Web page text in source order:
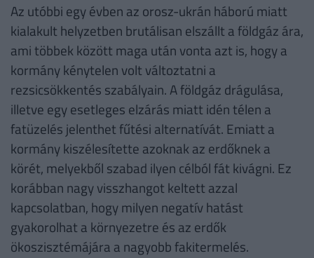
Az utóbbi egy évben az orosz-ukrán háború miatt
kialakult helyzetben brutálisan elszállt a földgáz ára,
ami többek között maga után vonta azt is, hogy a
kormány kénytelen volt változtatni a
rezsicsökkentés szabályain. A földgáz drágulása,
illetve egy esetleges elzárás miatt idén télen a
fatüzelés jelenthet fűtési alternatívát. Emiatt a
kormány kiszélesítette azoknak az erdőknek a
körét, melyekből szabad ilyen célból fát kivágni. Ez
korábban nagy visszhangot keltett azzal
kapcsolatban, hogy milyen negatív hatást
gyakorolhat a környezetre és az erdők
ökoszisztémájára a nagyobb fakitermelés.